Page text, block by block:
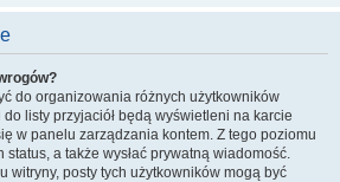
do organizowania różnych użytkowników
listy przyjaciół będą wyświetleni na karcie
w panelu zarządzania kontem. Z tego poziomu
a także wysłać prywatną wiadomość.
witryny, posty tych użytkowników mogą być